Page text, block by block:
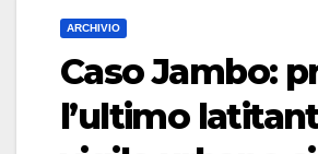
ARCHIVIO
Caso Jambo:
l’ultimo